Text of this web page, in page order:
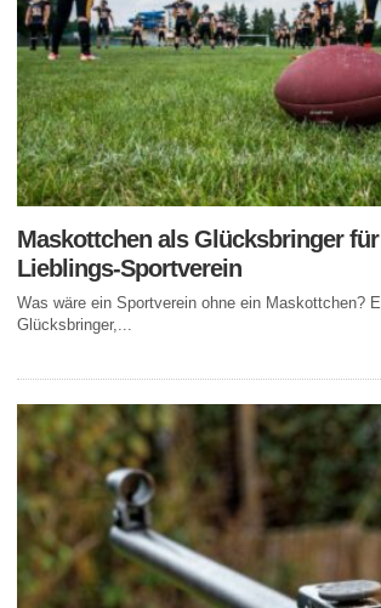
Maskottchen als Glücksbringer
Lieblings-Sportverein
Was wäre ein Sportverein ohne ein Maskottchen?
Glücksbringer,...